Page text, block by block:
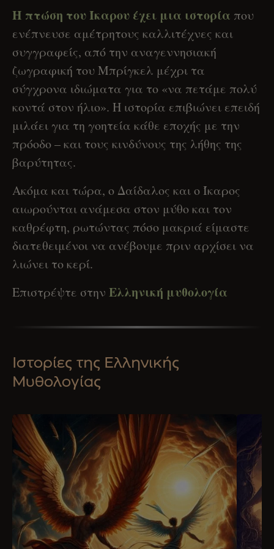
Η πτώση του Ίκαρου έχει μια ιστορία που
ενέπνευσε αμέτρητους καλλιτέχνες και
συγγραφείς, από την αναγεννησιακή
ζωγραφική του Μπρίγκελ μέχρι τα
σύγχρονα ιδιώματα για το «να πετάμε πολύ
κοντά στον ήλιο». Η ιστορία επιβιώνει επειδή
μιλάει για τη γοητεία κάθε εποχής με την
πρόοδο – και τους κινδύνους της λήθης της
βαρύτητας.
Ακόμα και τώρα, ο Δαίδαλος και ο Ίκαρος
αιωρούνται ανάμεσα στον μύθο και τον
καθρέφτη, ρωτώντας πόσο μακριά είμαστε
διατεθειμένοι να ανέβουμε πριν αρχίσει να
λιώνει το κερί.
Επιστρέψτε στην Ελληνική μυθολογία
Ιστορίες της Ελληνικής
Μυθολογίας